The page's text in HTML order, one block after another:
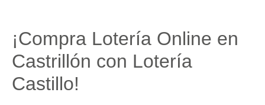
¡Compra Lotería Online en
Castrillón con Lotería
Castillo!